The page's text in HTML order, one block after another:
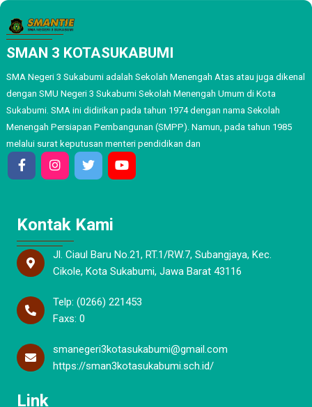
SMAN 3 KOTASUKABUMI
SMA Negeri 3 Sukabumi adalah Sekolah Menengah Atas atau juga dikenal
dengan SMU Negeri 3 Sukabumi Sekolah Menengah Umum di Kota
Sukabumi. SMA ini didirikan pada tahun 1974 dengan nama Sekolah
Menengah Persiapan Pembangunan (SMPP). Namun, pada tahun 1985
melalui surat keputusan menteri pendidikan dan
Kontak Kami
Jl. Ciaul Baru No.21, RT.1/RW.7, Subangjaya, Kec.
Cikole, Kota Sukabumi, Jawa Barat 43116
Telp: (0266) 221453
Faxs: 0
smanegeri3kotasukabumi@gmail.com
https://sman3kotasukabumi.sch.id/
Link